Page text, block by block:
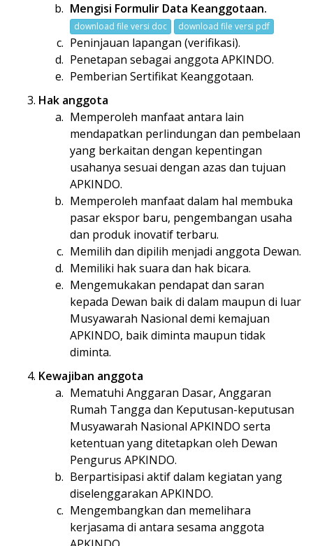
Mengisi Formulir Data Keanggotaan.
download file versi doc download file versi pdf
Peninjauan lapangan (verifikasi).
Penetapan sebagai anggota APKINDO.
Pemberian Sertifikat Keanggotaan.
Hak anggota
Memperoleh manfaat antara lain
mendapatkan perlindungan dan pembelaan
yang berkaitan dengan kepentingan
usahanya sesuai dengan azas dan tujuan
APKINDO.
Memperoleh manfaat dalam hal membuka
pasar ekspor baru, pengembangan usaha
dan produk inovatif terbaru.
Memilih dan dipilih menjadi anggota Dewan.
Memiliki hak suara dan hak bicara.
Mengemukakan pendapat dan saran
kepada Dewan baik di dalam maupun di luar
Musyawarah Nasional demi kemajuan
APKINDO, baik diminta maupun tidak
diminta.
Kewajiban anggota
Mematuhi Anggaran Dasar, Anggaran
Rumah Tangga dan Keputusan-keputusan
Musyawarah Nasional APKINDO serta
ketentuan yang ditetapkan oleh Dewan
Pengurus APKINDO.
Berpartisipasi aktif dalam kegiatan yang
diselenggarakan APKINDO.
Mengembangkan dan memelihara
kerjasama di antara sesama anggota